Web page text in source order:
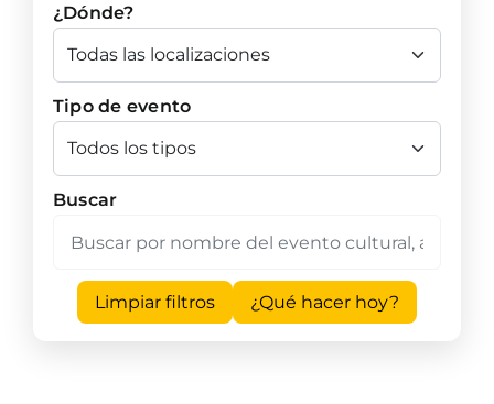
¿Dónde?
Tipo de evento
Buscar
Limpiar filtros ¿Qué hacer hoy?